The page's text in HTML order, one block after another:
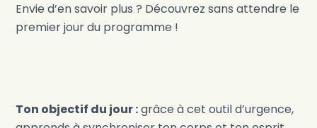
Envie d’en savoir plus ? Découvrez sans attendre le
premier jour du programme !
Ton objectif du jour :grâce à cet outil d’urgence,